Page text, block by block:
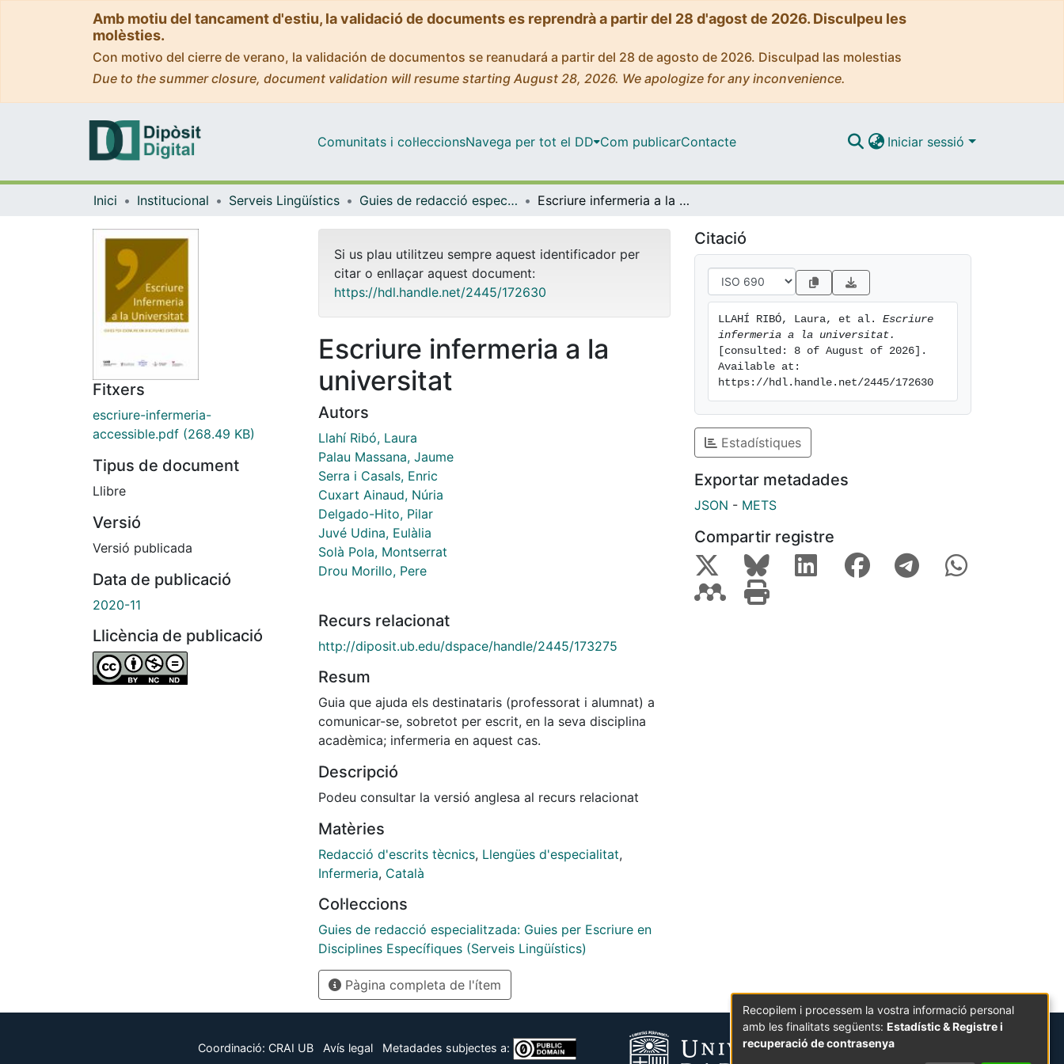
Amb motiu del tancament d'estiu, la validació de documents es reprendrà a partir del 28 d'agost de 2026. Disculpeu les
molèsties.
Con motivo del cierre de verano, la validación de documentos se reanudará a partir del 28 de agosto de 2026. Disculpad las molestias
Due to the summer closure, document validation will resume starting August 28, 2026. We apologize for any inconvenience.
Comunitats i col·leccionsNavega per tot el DD Com publicarContacte Iniciar sessió
Inici Institucional Serveis Lingüístics Guies de redacció especialitzada: Guies per Escriure en Disciplines Específiques (Serveis Lingüístics) Escriure infermeria a la universitat
Fitxers
escriure-infermeria-
accessible.pdf (268.49 KB)
Tipus de document
Llibre
Versió
Versió publicada
Data de publicació
2020-11
Llicència de publicació
Si us plau utilitzeu sempre aquest identificador per
citar o enllaçar aquest document:
https://hdl.handle.net/2445/172630
Escriure infermeria a la
universitat
Autors
Llahí Ribó, Laura
Palau Massana, Jaume
Serra i Casals, Enric
Cuxart Ainaud, Núria
Delgado-Hito, Pilar
Juvé Udina, Eulàlia
Solà Pola, Montserrat
Drou Morillo, Pere
Recurs relacionat
http://diposit.ub.edu/dspace/handle/2445/173275
Resum
Guia que ajuda els destinataris (professorat i alumnat) a
comunicar-se, sobretot per escrit, en la seva disciplina
acadèmica; infermeria en aquest cas.
Descripció
Podeu consultar la versió anglesa al recurs relacionat
Matèries
Redacció d'escrits tècnics, Llengües d'especialitat,
Infermeria, Català
Col·leccions
Guies de redacció especialitzada: Guies per Escriure en
Disciplines Específiques (Serveis Lingüístics)
Pàgina completa de l'ítem
Citació
LLAHÍ RIBÓ, Laura, et al. Escriure
infermeria a la universitat.
[consulted: 8 of August of 2026].
Available at:
https://hdl.handle.net/2445/172630
Estadístiques
Exportar metadades
JSON - METS
Compartir registre
Coordinació: CRAI UB Avís legal Metadades subjectes a:
Recopilem i processem la vostra informació personal
amb les finalitats següents: Estadístic & Registre i
recuperació de contrasenya